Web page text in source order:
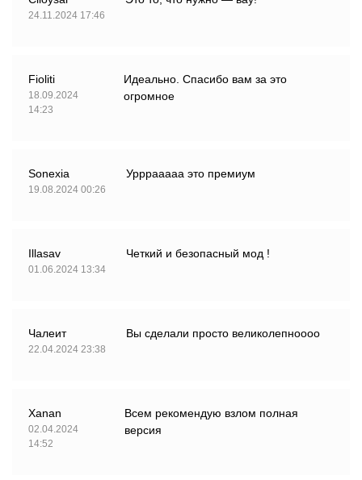
24.11.2024 17:46
Fioliti
18.09.2024
14:23
Идеально. Спасибо вам за это
огромное
Sonexia
19.08.2024 00:26
Урррааааа это премиум
Illasav
01.06.2024 13:34
Четкий и безопасный мод !
Чалеит
22.04.2024 23:38
Вы сделали просто великолепноооо
Xanan
02.04.2024
14:52
Всем рекомендую взлом полная
версия